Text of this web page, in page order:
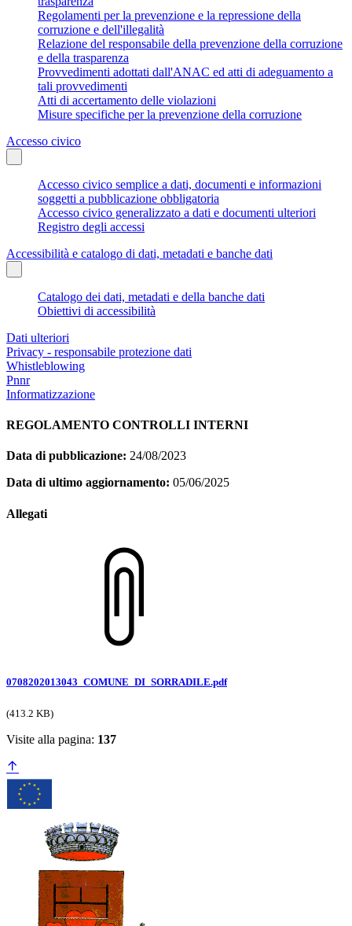
Regolamenti per la prevenzione e la repressione della
corruzione e dell'illegalità
Relazione del responsabile della prevenzione della corruzione
e della trasparenza
Provvedimenti adottati dall'ANAC ed atti di adeguamento a
tali provvedimenti
Atti di accertamento delle violazioni
Misure specifiche per la prevenzione della corruzione
Accesso civico
Accesso civico semplice a dati, documenti e informazioni
soggetti a pubblicazione obbligatoria
Accesso civico generalizzato a dati e documenti ulteriori
Registro degli accessi
Accessibilità e catalogo di dati, metadati e banche dati
Catalogo dei dati, metadati e della banche dati
Obiettivi di accessibilità
Dati ulteriori
Privacy - responsabile protezione dati
Whistleblowing
Pnnr
Informatizzazione
REGOLAMENTO CONTROLLI INTERNI
Data di pubblicazione: 24/08/2023
Data di ultimo aggiornamento: 05/06/2025
Allegati
0708202013043_COMUNE_DI_SORRADILE.pdf
(413.2 KB)
Visite alla pagina: 137